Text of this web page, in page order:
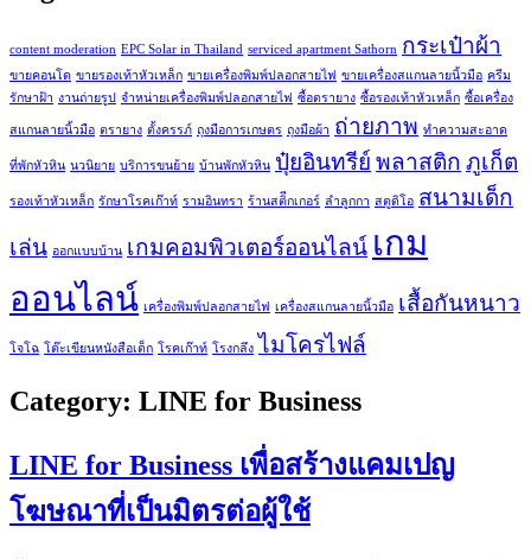
content moderation EPC Solar in Thailand serviced apartment Sathorn กระเป๋าผ้า
ขายคอนโด ขายรองเท้าหัวเหล็ก ขายเครื่องพิมพ์ปลอกสายไฟ ขายเครื่องสแกนลายนิ้วมือ ครีม
รักษาฝ้า งานถ่ายรูป จำหน่ายเครื่องพิมพ์ปลอกสายไฟ ซื้อตรายาง ซื้อรองเท้าหัวเหล็ก ซื้อเครื่อง
สแกนลายนิ้วมือ ตรายาง ตั้งครรภ์ ถุงมือการเกษตร ถุงมือผ้า ถ่ายภาพ ทำความสะอาด
ที่พักหัวหิน นวนิยาย บริการขนย้าย บ้านพักหัวหิน ปุ๋ยอินทรีย์ พลาสติก ภูเก็ต
รองเท้าหัวเหล็ก รักษาโรคเก๊าท์ รามอินทรา ร้านสติีกเกอร์ ลำลูกกา สตูดิโอ สนามเด็ก
เล่น ออกแบบบ้าน เกมคอมพิวเตอร์ออนไลน์ เกม
ออนไลน์ เครื่องพิมพ์ปลอกสายไฟ เครื่องสแกนลายนิ้วมือ เสื้อกันหนาว
โจโฉ โต๊ะเขียนหนังสือเด็ก โรคเก๊าท์ โรงกลึง ไมโครไฟล์
Category: LINE for Business
LINE for Business เพื่อสร้างแคมเปญ
โฆษณาที่เป็นมิตรต่อผู้ใช้